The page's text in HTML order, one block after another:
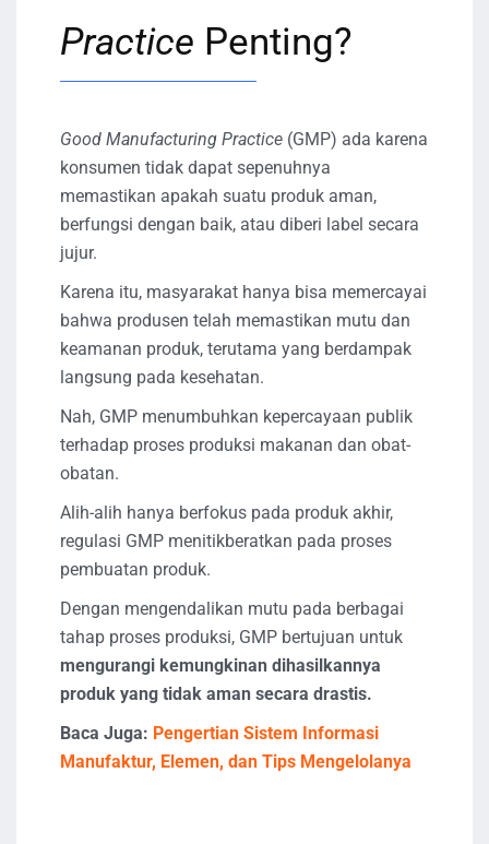
Practice Penting?
Good Manufacturing Practice (GMP) ada karena
konsumen tidak dapat sepenuhnya
memastikan apakah suatu produk aman,
berfungsi dengan baik, atau diberi label secara
jujur.
Karena itu, masyarakat hanya bisa memercayai
bahwa produsen telah memastikan mutu dan
keamanan produk, terutama yang berdampak
langsung pada kesehatan.
Nah, GMP menumbuhkan kepercayaan publik
terhadap proses produksi makanan dan obat-
obatan.
Alih-alih hanya berfokus pada produk akhir,
regulasi GMP menitikberatkan pada proses
pembuatan produk.
Dengan mengendalikan mutu pada berbagai
tahap proses produksi, GMP bertujuan untuk
mengurangi kemungkinan dihasilkannya
produk yang tidak aman secara drastis.
Baca Juga: Pengertian Sistem Informasi
Manufaktur, Elemen, dan Tips Mengelolanya